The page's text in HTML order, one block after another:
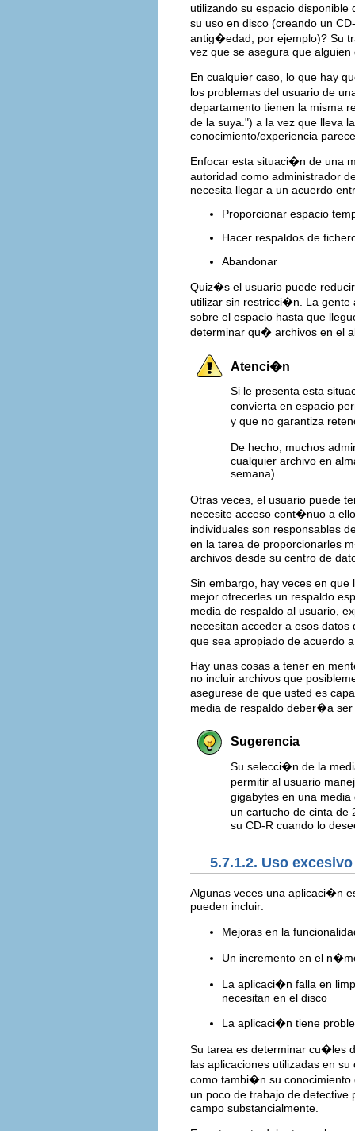
utilizando su espacio
su uso en disco (creando un
antig�edad, por ejemplo)? Su
vez que se asegura que
En cualquier caso, lo que hay
los problemas del usuario de
departamento tienen la misma
de la suya.") a la vez que lleva
conocimiento/experiencia
Enfocar esta situaci�n de una
autoridad como administrador
necesita llegar a un acuerdo
Proporcionar espacio
Hacer respaldos de
Abandonar
Quiz�s el usuario puede
utilizar sin restricci�n. La gente
sobre el espacio hasta que
determinar qu� archivos en el
Atenci�n
Si le presenta esta
convierta en espacio
y que no garantiza
De hecho, muchos
cualquier archivo en
semana).
Otras veces, el usuario puede
necesite acceso cont�nuo a
individuales son responsables
en la tarea de proporcionarles
archivos desde su centro de
Sin embargo, hay veces en
mejor ofrecerles un respaldo
media de respaldo al usuario,
necesitan acceder a esos
que sea apropiado de acuerdo
Hay unas cosas a tener en
no incluir archivos que
asegurese de que usted es
media de respaldo deber�a
Sugerencia
Su selecci�n de la
permitir al usuario
gigabytes en una
un cartucho de cinta
su CD-R cuando lo
5.7.1.2. Uso
Algunas veces una aplicaci�n
pueden incluir:
Mejoras en la
Un incremento en el
La aplicaci�n falla en
necesitan en el disco
La aplicaci�n tiene
Su tarea es determinar cu�les
las aplicaciones utilizadas en
como tambi�n su
un poco de trabajo de
campo substancialmente.